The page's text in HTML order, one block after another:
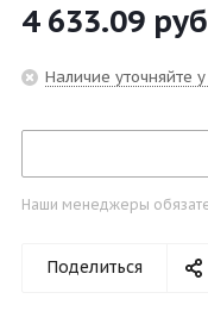
4 633.09
Наличие уточняйте
Наши менеджеры
Поделиться